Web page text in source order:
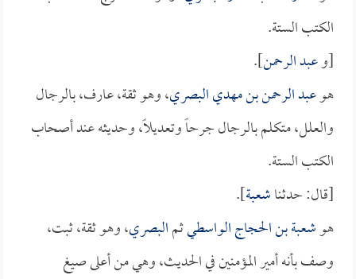
الكتب الستة.
[وعبد الرحمن].
هوعبد الرحمن بن مهدي البصري، وهو ثقة، عارف، بالرجال
والعلل، متكلم بالرجال جرحاً وتعديلاً، وحديثه عند أصحاب
الكتب الستة.
[قال: حدثناشعبة].
هوشعبة بن الحجاج الواسطيثمالبصري، وهو ثقة، ثبت،
وصف بأنه أمير المؤمنين في الحديث، وهي من أعلى صيغ